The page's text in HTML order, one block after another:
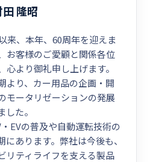
来、本年、60周年を迎えま
お客様のご愛顧と関係各位
より御礼申し上げます。
より、カー用品の企画・開
モータリゼーションの発展
た。
EVの普及や自動運転技術の
あります。弊社は今後も、
リティライフを支える製品
隆昭